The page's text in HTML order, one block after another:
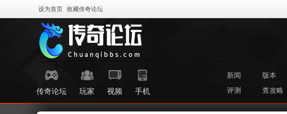
设为首页 收藏传奇论坛
传奇论坛 玩家 视频 手机
新闻 版本
评测
查攻略